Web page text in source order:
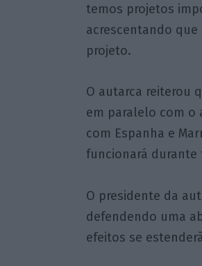
temos projetos
acrescentando
projeto.
O autarca reiterou
em paralelo com o
com Espanha e
funcionará durante
O presidente da
defendendo uma
efeitos se